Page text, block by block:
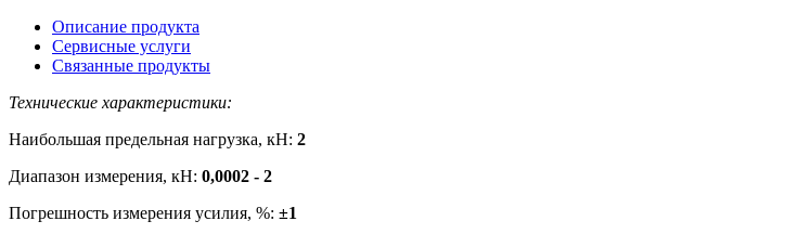
Описание продукта
Сервисные услуги
Связанные продукты
Технические характеристики:
Наибольшая предельная нагрузка, кН: 2
Диапазон измерения, кН: 0,0002 - 2
Погрешность измерения усилия, %: ±1